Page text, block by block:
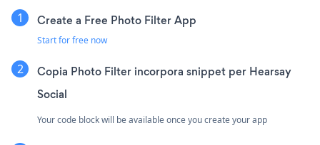
Create a Free Photo Filter App
Start for free now
Copia Photo Filter incorpora snippet per Hearsay
Social
Your code block will be available once you create your app